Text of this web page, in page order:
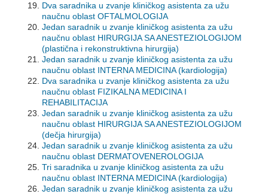
Dva saradnika u zvanje kliničkog asistenta za užu
naučnu oblast OFTALMOLOGIJA
Jedan saradnik u zvanje kliničkog asistenta za užu
naučnu oblast HIRURGIJA SA ANESTEZIOLOGIJOM
(plastična i rekonstruktivna hirurgija)
Jedan saradnik u zvanje kliničkog asistenta za užu
naučnu oblast INTERNA MEDICINA (kardiologija)
Dva saradnika u zvanje kliničkog asistenta za užu
naučnu oblast FIZIKALNA MEDICINA I
REHABILITACIJA
Jedan saradnik u zvanje kliničkog asistenta za užu
naučnu oblast HIRURGIJA SA ANESTEZIOLOGIJOM
(dečja hirurgija)
Jedan saradnik u zvanje kliničkog asistenta za užu
naučnu oblast DERMATOVENEROLOGIJA
Tri saradnika u zvanje kliničkog asistenta za užu
naučnu oblast INTERNA MEDICINA (kardiologija)
Jedan saradnik u zvanje kliničkog asistenta za užu